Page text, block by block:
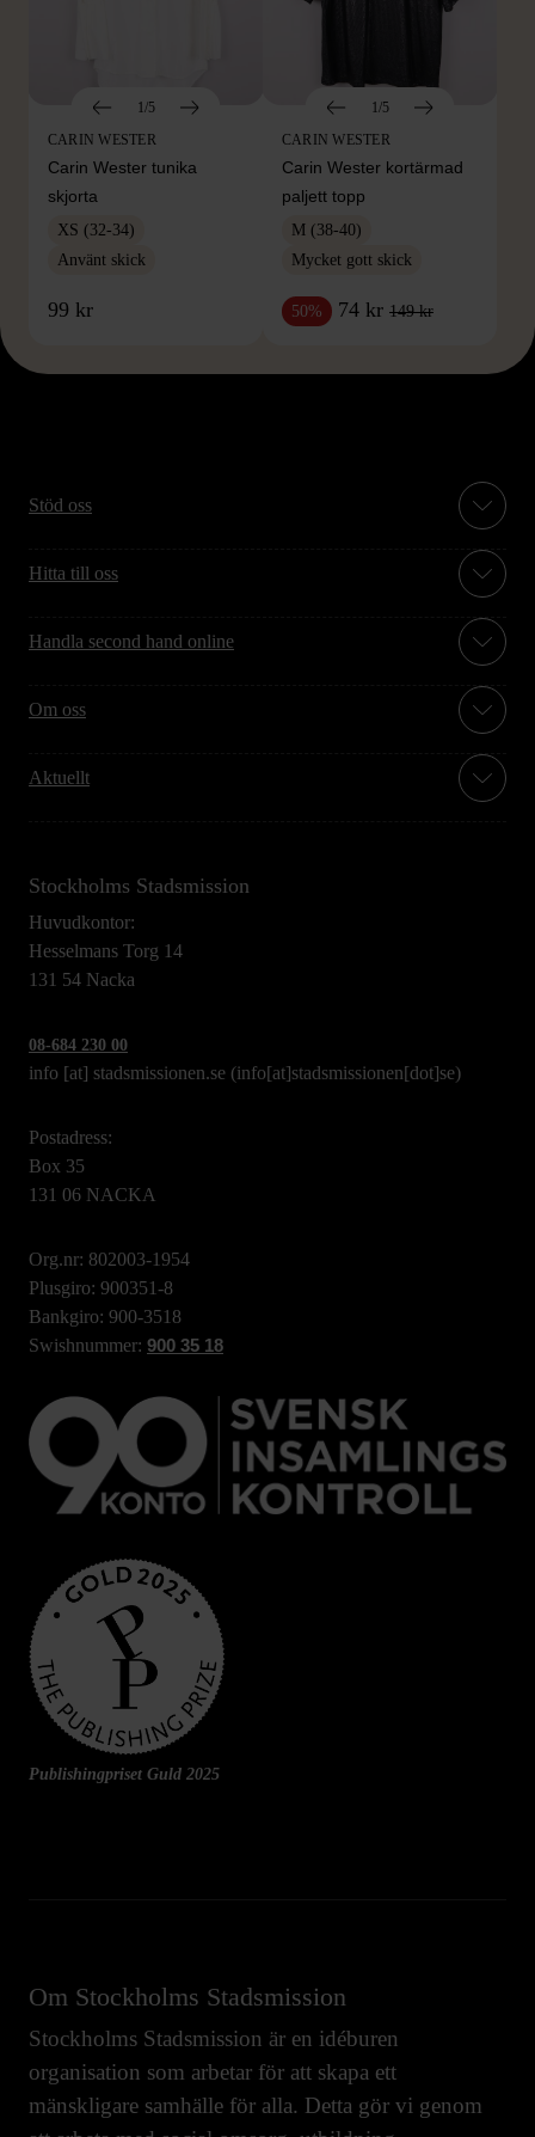
1/5
CARIN WESTER
Carin Wester tunika
skjorta
XS (32-34)
Använt skick
99 kr
1/5
CARIN WESTER
Carin Wester kortärmad
paljett topp
M (38-40)
Mycket gott skick
50% 74 kr 149 kr
Stöd oss
Hitta till oss
Handla second hand online
Om oss
Aktuellt
Stockholms Stadsmission
Huvudkontor:
Hesselmans Torg 14
131 54 Nacka
08-684 230 00
info [at] stadsmissionen.se (info[at]stadsmissionen[dot]se)
Postadress:
Box 35
131 06 NACKA
Org.nr: 802003-1954
Plusgiro: 900351-8
Bankgiro: 900-3518
Swishnummer: 900 35 18
Publishingpriset Guld 2025
Om Stockholms Stadsmission
Stockholms Stadsmission är en idéburen
organisation som arbetar för att skapa ett
mänskligare samhälle för alla. Detta gör vi genom